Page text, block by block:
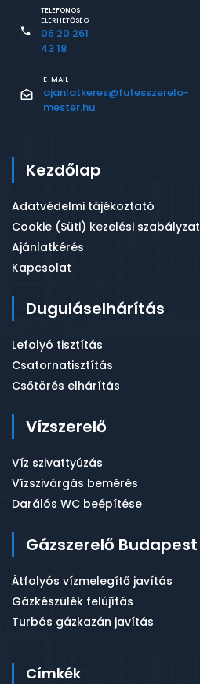
TELEFONOS
ELÉRHETŐSÉG
06 20 261
43 18
E-MAIL
ajanlatkeres@futesszerelo-
mester.hu
Kezdőlap
Adatvédelmi tájékoztató
Cookie (Süti) kezelési szabályzat
Ajánlatkérés
Kapcsolat
Duguláselhárítás
Lefolyó tisztítás
Csatornatisztítás
Csőtörés elhárítás
Vízszerelő
Víz szivattyúzás
Vízszivárgás bemérés
Darálós WC beépítése
Gázszerelő Budapest
Átfolyós vízmelegítő javítás
Gázkészülék felújítás
Turbós gázkazán javítás
Címkék